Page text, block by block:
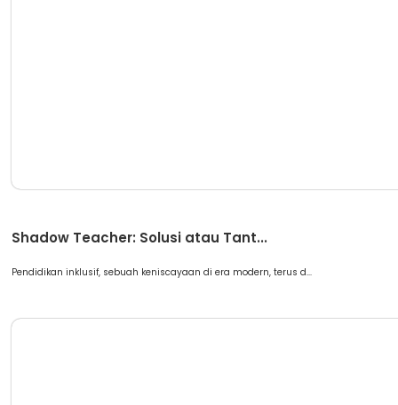
Shadow Teacher: Solusi atau Tant...
Pendidikan inklusif, sebuah keniscayaan di era modern, terus d...